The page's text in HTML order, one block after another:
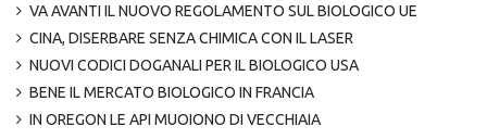
VA AVANTI IL NUOVO REGOLAMENTO SUL BIOLOGICO UE
CINA, DISERBARE SENZA CHIMICA CON IL LASER
NUOVI CODICI DOGANALI PER IL BIOLOGICO USA
BENE IL MERCATO BIOLOGICO IN FRANCIA
IN OREGON LE API MUOIONO DI VECCHIAIA